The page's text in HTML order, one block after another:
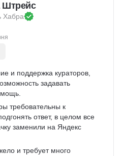
Штрейс
Хабра
и поддержка кураторов,
задавать
требовательны к
ответ, в целом все
заменили на Яндекс
и требует много